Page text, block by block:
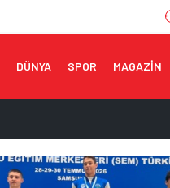
DÜNYA SPOR MAGAZİN